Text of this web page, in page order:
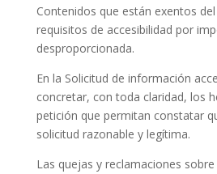
Contenidos que están exentos
requisitos de accesibilidad por
desproporcionada.
En la Solicitud de información
concretar, con toda claridad, los
petición que permitan constatar
solicitud razonable y legítima.
Las quejas y reclamaciones